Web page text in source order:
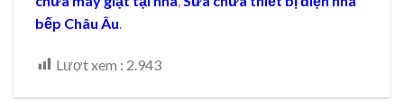
bếp Châu Âu
Lượt xem : 2.943